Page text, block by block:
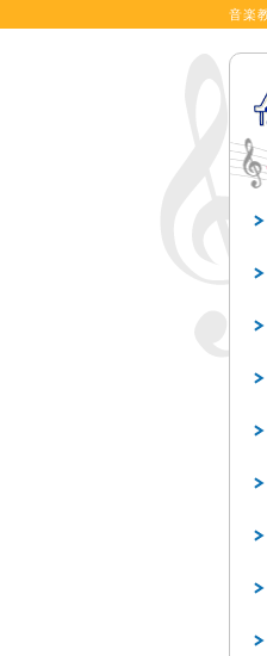
音楽